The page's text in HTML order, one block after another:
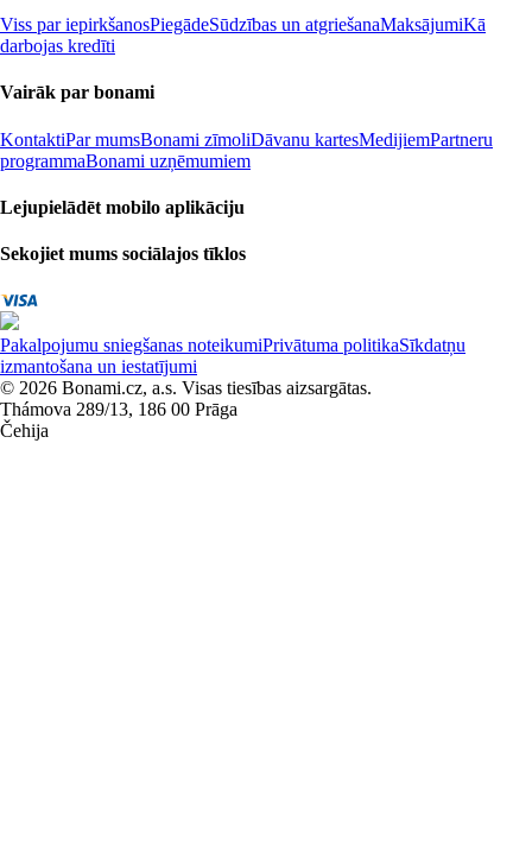
Viss par iepirkšanosPiegādeSūdzības un atgriešanaMaksājumiKā
darbojas kredīti
Vairāk par bonami
KontaktiPar mumsBonami zīmoliDāvanu kartesMedijiemPartneru
programmaBonami uzņēmumiem
Lejupielādēt mobilo aplikāciju
Sekojiet mums sociālajos tīklos
Pakalpojumu sniegšanas noteikumiPrivātuma politikaSīkdatņu
izmantošana un iestatījumi
© 2026 Bonami.cz, a.s. Visas tiesības aizsargātas.
Thámova 289/13, 186 00 Prāga
Čehija